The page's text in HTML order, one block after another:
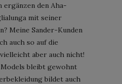
ergänzen den Aha-
mit seiner
Meine Sander-Kunden
auch so auf die
aber auch nicht!
bleibt gewohnt
bildet auch